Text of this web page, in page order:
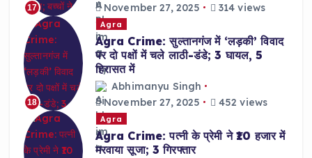
17
November 27, 2025
314 views
18
Agra
Agra Crime: सुल्तानगंज में ‘लड़की’ विवाद
पर दो पक्षों में चले लाठी-डंडे; 3 घायल, 5
हिरासत में
Abhimanyu Singh
November 27, 2025
452 views
Agra
Agra Crime: पत्नी के प्रेमी ने ₹10 हजार में
मरवाया सूजा; 3 गिरफ्तार